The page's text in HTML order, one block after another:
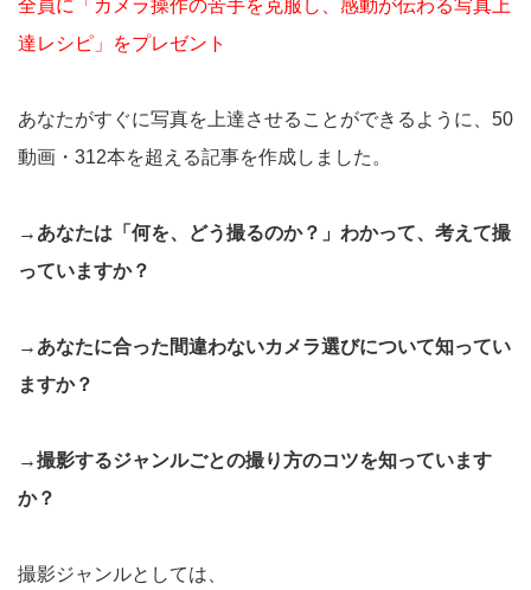
全員に「カメラ操作の苦手を克服し、感動が伝わる写真上
達レシピ」をプレゼント
あなたがすぐに写真を上達させることができるように、50
動画・312本を超える記事を作成しました。
→あなたは「何を、どう撮るのか？」わかって、考えて撮
っていますか？
→あなたに合った間違わないカメラ選びについて知ってい
ますか？
→撮影するジャンルごとの撮り方のコツを知っています
か？
撮影ジャンルとしては、